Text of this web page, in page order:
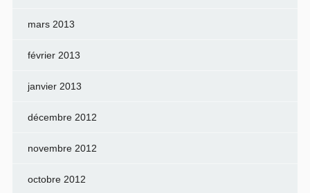
mars 2013
février 2013
janvier 2013
décembre 2012
novembre 2012
octobre 2012